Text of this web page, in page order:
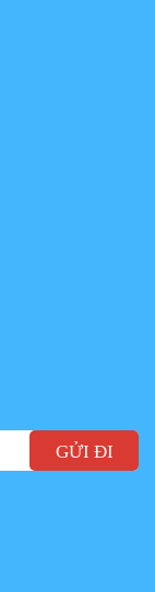
GỬI ĐI